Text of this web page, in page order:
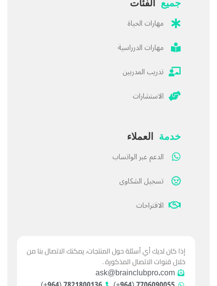
جميع الفئات
مهارات الحياة
مهارات الدرراسية
تدريب المدربين
الاستشارات
خدمة العملاء
الدعم عبر الواتساب
تسجيل الشكاوى
الاقتراحات
إذا كان لديك أي أسئلة حول المنتجات، يمكنك الاتصال بنا من
خلال قنوات الاتصال المذكورة .
ask@brainclubpro.com